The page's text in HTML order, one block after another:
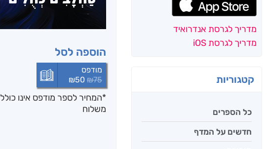
מדריך לגרסת אנדרואיד
מדריך לגרסת iOS
קטגוריות
כל הספרים
חדשים על המדף
הוספה לסל
מודפס
₪75
₪50
*המחיר לספר מודפס אינו כולל
משלוח